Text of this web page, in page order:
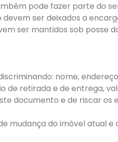
pode fazer parte do
ser deixados a
ser mantidos sob posse
nome,
de retirada e de entrega,
documento e de riscar os
mudança do imóvel atual